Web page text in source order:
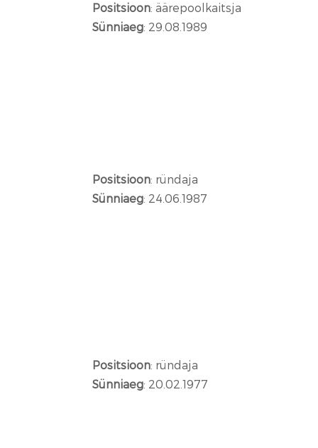
Positsioon: äärepoolkaitsja
Sünniaeg: 29.08.1989
Positsioon: ründaja
Sünniaeg: 24.06.1987
Positsioon: ründaja
Sünniaeg: 20.02.1977